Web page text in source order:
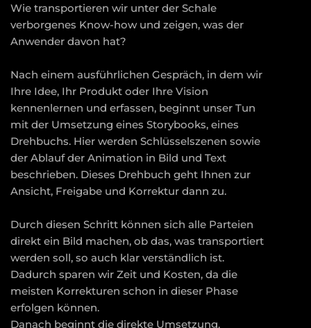
Wie transportieren wir unter der Schale
verborgenes Know-how und zeigen, was der
Anwender davon hat?
Nach einem ausführlichen Gespräch, in dem wir
Ihre Idee, Ihr Produkt oder Ihre Vision
kennenlernen und erfassen, beginnt unser Tun
mit der Umsetzung eines Storybooks, eines
Drehbuchs. Hier werden Schlüsselszenen sowie
der Ablauf der Animation in Bild und Text
beschrieben. Dieses Drehbuch geht Ihnen zur
Ansicht, Freigabe und Korrektur dann zu.
Durch diesen Schritt können sich alle Parteien
direkt ein Bild machen, ob das, was transportiert
werden soll, so auch klar verständlich ist.
Dadurch sparen wir Zeit und Kosten, da die
meisten Korrekturen schon in dieser Phase
erfolgen können.
Danach beginnt die direkte Umsetzung.